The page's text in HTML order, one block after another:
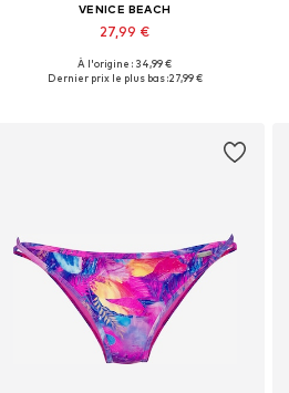
VENICE BEACH
27,99 €
Tailles disponibles: XS, S, M, L, XL, XXL
À l'origine : 34,99 €
Dernier prix le plus bas :27,99 €